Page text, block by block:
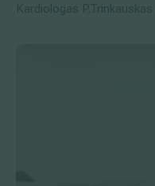
Kardiologas